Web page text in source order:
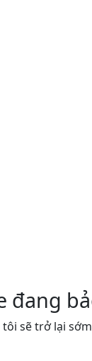
đang
tôi sẽ trở lại